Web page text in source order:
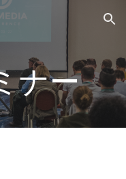
Skip to navigation
ナー